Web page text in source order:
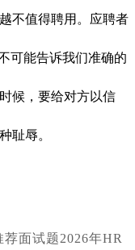
不值得聘用。应聘者
可能告诉我们准确的
候，要给对方以信
耻辱。